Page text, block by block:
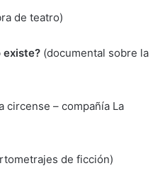
de teatro)
existe? (documental sobre la
circense – compañía La
de ficción)